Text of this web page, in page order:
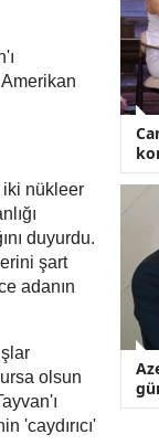
iki nükleer
duyurdu.
şart
adanın
olsun
'caydırıcı'